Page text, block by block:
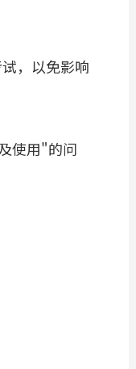
，以免影响
使用"的问